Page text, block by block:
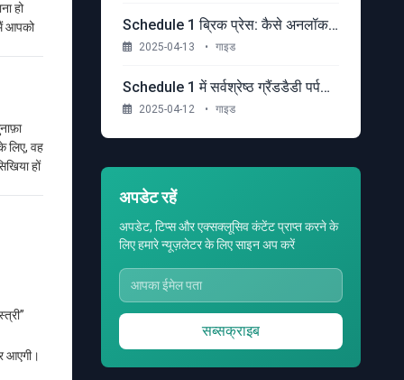
हो
आपको
लिए, वह
हों
आएगी।
Schedule 1 ब्रिक प्रेस: कैसे अनलॉक करें, उपयोग करें और लाभ को अधिकतम करें
2025-04-13 • गाइड
Schedule 1 में सर्वश्रेष्ठ ग्रैंडडैडी पर्पल मिक्स
2025-04-12 • गाइड
अपडेट रहें
अपडेट, टिप्स और एक्सक्लूसिव कंटेंट प्राप्त करने के
लिए हमारे न्यूज़लेटर के लिए साइन अप करें
सब्सक्राइब